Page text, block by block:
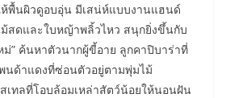
ห้พื้นผิวดูอบอุ่น มีเสน่ห์แบบงานแฮนด์
สดและใบหญ้าพลิ้วไหว สนุกยิ่งขึ้นกับ
ม่” ค้นหาตัวนากผู้ขี้อาย ลูกคาปิบาร่าที่
นด้าแดงที่ซ่อนตัวอยู่ตามพุ่มไม้
เทลที่โอบล้อมเหล่าสัตว์น้อยให้นอนฝัน